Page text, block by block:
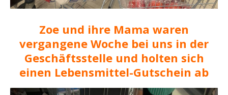
Zoe und ihre Mama waren
vergangene Woche bei uns in der
Geschäftsstelle und holten sich
einen Lebensmittel-Gutschein ab